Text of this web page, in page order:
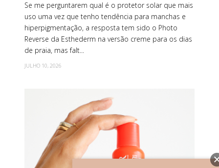
Se me perguntarem qual é o protetor solar que mais
uso uma vez que tenho tendência para manchas e
hiperpigmentação, a resposta tem sido o Photo
Reverse da Esthederm na versão creme para os dias
de praia, mas falt...
JULHO 10, 2026